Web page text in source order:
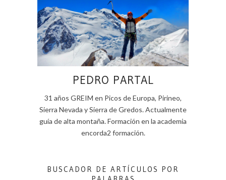
PEDRO PARTAL
31 años GREIM en Picos de Europa, Pirineo,
Sierra Nevada y Sierra de Gredos. Actualmente
guía de alta montaña. Formación en la academia
encorda2 formación.
BUSCADOR DE ARTÍCULOS POR